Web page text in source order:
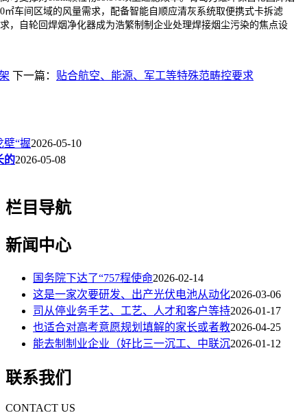
㎡车间区域的风量需求，配备智能自顺应清灰系统取便携式卡拆滤
，自轮回焊烟净化器成为浩繁制制企业处理焊接烟尘污染的焦点设
下一篇： 贴合航空、能源、军工等特殊范畴控要求
壁“握2026-05-10
的2026-05-08
栏目导航
新闻中心
国务院下达了“757程使命2026-02-14
这是一家次要研发、出产光伏电池从动化2026-03-06
司从停业务手艺、工艺、人才和客户等持2026-01-17
也适合对高考意愿规划填解的家长或者教2026-04-25
能去制制业企业（好比三一沉工、中联沉2026-01-12
联系我们
CONTACT US